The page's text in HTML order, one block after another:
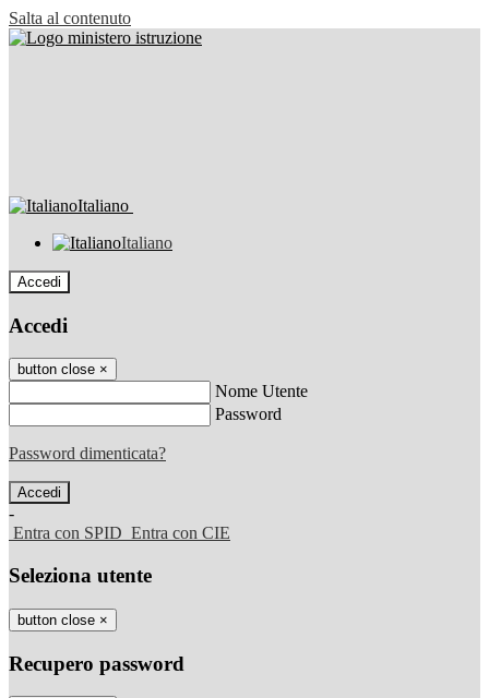
Salta al contenuto
Italiano
Italiano
Accedi
Accedi
button close ×
Nome Utente
Password
Password dimenticata?
-
Entra con SPID Entra con CIE
Seleziona utente
button close ×
Recupero password